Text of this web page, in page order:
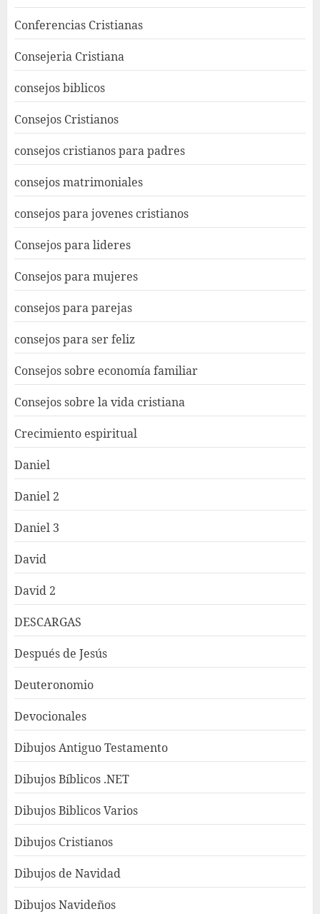
Conferencias Cristianas
Consejeria Cristiana
consejos biblicos
Consejos Cristianos
consejos cristianos para padres
consejos matrimoniales
consejos para jovenes cristianos
Consejos para lideres
Consejos para mujeres
consejos para parejas
consejos para ser feliz
Consejos sobre economía familiar
Consejos sobre la vida cristiana
Crecimiento espiritual
Daniel
Daniel 2
Daniel 3
David
David 2
DESCARGAS
Después de Jesús
Deuteronomio
Devocionales
Dibujos Antiguo Testamento
Dibujos Bíblicos .NET
Dibujos Biblicos Varios
Dibujos Cristianos
Dibujos de Navidad
Dibujos Navideños